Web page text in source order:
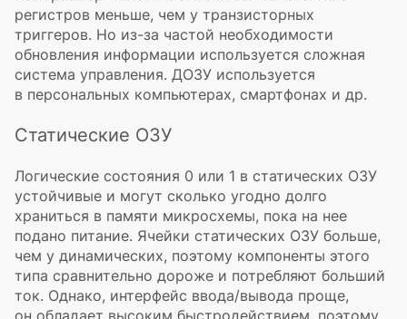
регистров меньше, чем у транзисторных
триггеров. Но из-за частой необходимости
обновления информации используется сложная
система управления. ДОЗУ используется
в персональных компьютерах, смартфонах и др.
Статические ОЗУ
Логические состояния 0 или 1 в статических ОЗУ
устойчивые и могут сколько угодно долго
храниться в памяти микросхемы, пока на нее
подано питание. Ячейки статических ОЗУ больше,
чем у динамических, поэтому компоненты этого
типа сравнительно дороже и потребляют больший
ток. Однако, интерфейс ввода/вывода проще,
он обладает высоким быстродействием, поэтому